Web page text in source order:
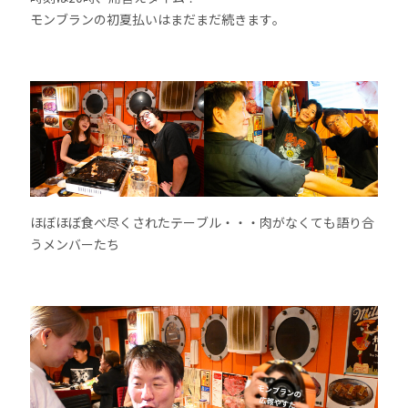
モンブランの初夏払いはまだまだ続きます。
ほぼほぼ食べ尽くされたテーブル・・・肉がなくても語り合
うメンバーたち